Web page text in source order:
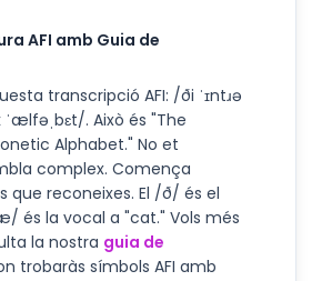
AFI amb Guia de
transcripció AFI: /ði ˈɪntɹə
ˈælfəˌbɛt/. Això és "The
Alphabet." No et
complex. Comença
que reconeixes. El /ð/ és el
és la vocal a "cat." Vols més
la nostra guia de
trobaràs símbols AFI amb